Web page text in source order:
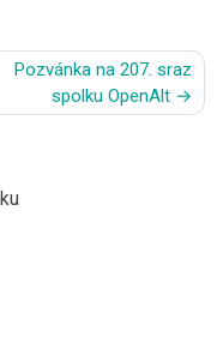
Pozvánka na 207. sraz
spolku OpenAlt